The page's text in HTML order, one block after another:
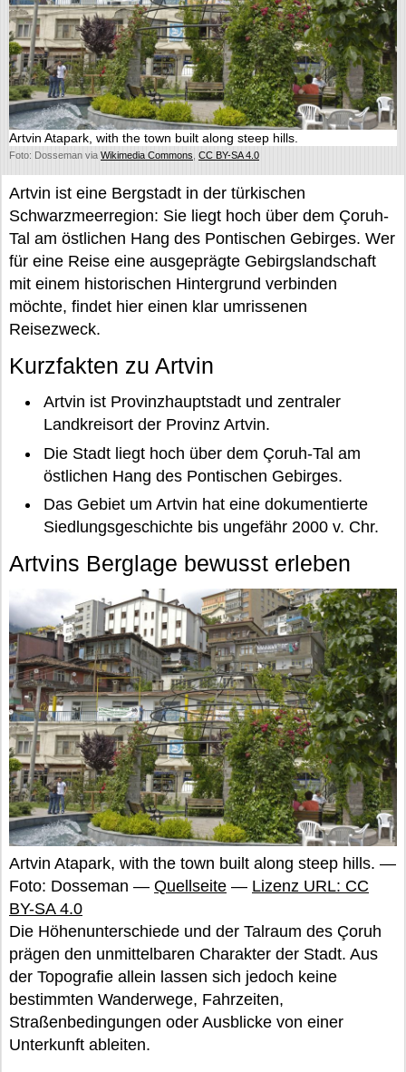
Artvin Atapark, with the town built along steep hills.
Foto: Dosseman via Wikimedia Commons CC BY-SA 4.0
Artvin ist eine Bergstadt in der türkischen
Schwarzmeerregion: Sie liegt hoch über dem Çoruh-
Tal am östlichen Hang des Pontischen Gebirges. Wer
für eine Reise eine ausgeprägte Gebirgslandschaft
mit einem historischen Hintergrund verbinden
möchte, findet hier einen klar umrissenen
Reisezweck.
Kurzfakten zu Artvin
Artvin ist Provinzhauptstadt und zentraler
Landkreisort der Provinz Artvin.
Die Stadt liegt hoch über dem Çoruh-Tal am
östlichen Hang des Pontischen Gebirges.
Das Gebiet um Artvin hat eine dokumentierte
Siedlungsgeschichte bis ungefähr 2000 v. Chr.
Artvins Berglage bewusst erleben
Artvin Atapark, with the town built along steep hills. —
Foto: Dosseman — Quellseite — Lizenz URL: CC
BY-SA 4.0
Die Höhenunterschiede und der Talraum des Çoruh
prägen den unmittelbaren Charakter der Stadt. Aus
der Topografie allein lassen sich jedoch keine
bestimmten Wanderwege, Fahrzeiten,
Straßenbedingungen oder Ausblicke von einer
Unterkunft ableiten.